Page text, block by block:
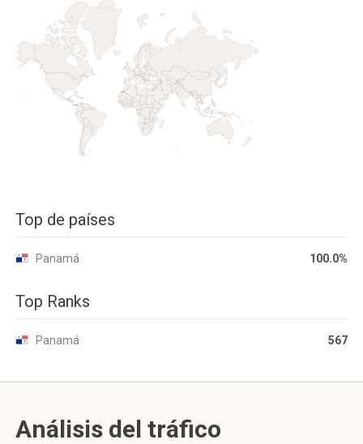
Top de países
Panamá 100.0%
Top Ranks
Panamá 567
Análisis del tráfico